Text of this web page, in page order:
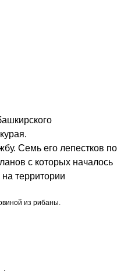
Семь его лепестков по
с которых началось
территории
из рибаны.